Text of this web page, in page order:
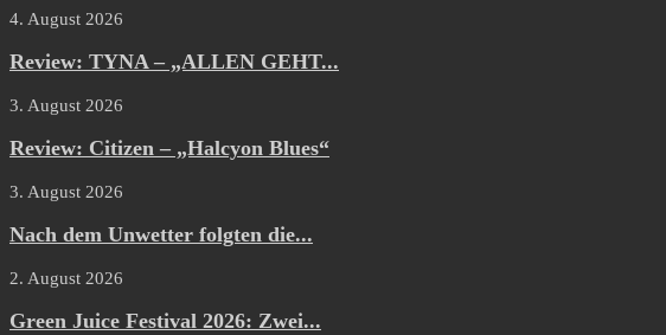
4. August 2026
Review: TYNA – „ALLEN GEHT...
3. August 2026
Review: Citizen – „Halcyon Blues“
3. August 2026
Nach dem Unwetter folgten die...
2. August 2026
Green Juice Festival 2026: Zwei...